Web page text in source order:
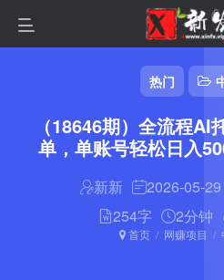
热门
（18646期）全流程
单，单账号轻松日入
新新 2026-05-29
254字
2分钟
首页 网赚项目